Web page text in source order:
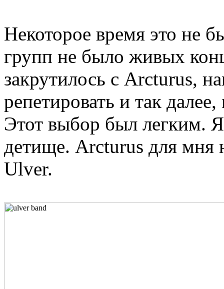
Некоторое время это не
групп не было живых
закрутилось с Arcturus,
репетировать и так
Этот выбор был легким.
детище. Arcturus для мня
Ulver.